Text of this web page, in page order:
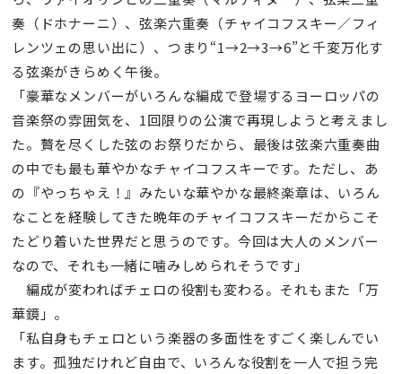
奏（ドホナーニ）、弦楽六重奏（チャイコフスキー／フィ
レンツェの思い出に）、つまり“1→2→3→6”と千変万化す
る弦楽がきらめく午後。
「豪華なメンバーがいろんな編成で登場するヨーロッパの
音楽祭の雰囲気を、1回限りの公演で再現しようと考えまし
た。贅を尽くした弦のお祭りだから、最後は弦楽六重奏曲
の中でも最も華やかなチャイコフスキーです。ただし、あ
の『やっちゃえ！』みたいな華やかな最終楽章は、いろん
なことを経験してきた晩年のチャイコフスキーだからこそ
たどり着いた世界だと思うのです。今回は大人のメンバー
なので、それも一緒に噛みしめられそうです」
編成が変わればチェロの役割も変わる。それもまた「万
華鏡」。
「私自身もチェロという楽器の多面性をすごく楽しんでい
ます。孤独だけれど自由で、いろんな役割を一人で担う完